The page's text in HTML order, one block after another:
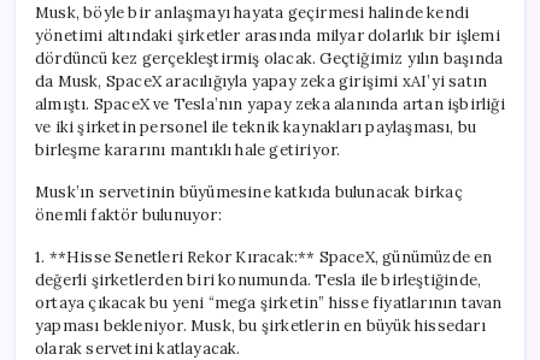
Musk, böyle bir anlaşmayı hayata geçirmesi halinde kendi
yönetimi altındaki şirketler arasında milyar dolarlık bir işlemi
dördüncü kez gerçekleştirmiş olacak. Geçtiğimiz yılın başında
da Musk, SpaceX aracılığıyla yapay zeka girişimi xAI’yi satın
almıştı. SpaceX ve Tesla’nın yapay zeka alanında artan işbirliği
ve iki şirketin personel ile teknik kaynakları paylaşması, bu
birleşme kararını mantıklı hale getiriyor.
Musk’ın servetinin büyümesine katkıda bulunacak birkaç
önemli faktör bulunuyor:
1. **Hisse Senetleri Rekor Kıracak:** SpaceX, günümüzde en
değerli şirketlerden biri konumunda. Tesla ile birleştiğinde,
ortaya çıkacak bu yeni “mega şirketin” hisse fiyatlarının tavan
yapması bekleniyor. Musk, bu şirketlerin en büyük hissedarı
olarak servetini katlayacak.